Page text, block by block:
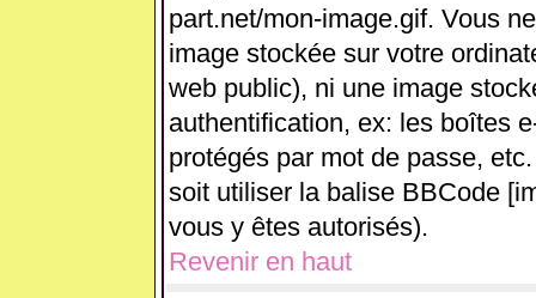
part.net/mon-image.gif. Vous
image stockée sur votre
web public), ni une image
authentification, ex: les boîtes
protégés par mot de passe,
soit utiliser la balise BBCode
vous y êtes autorisés).
Revenir en haut